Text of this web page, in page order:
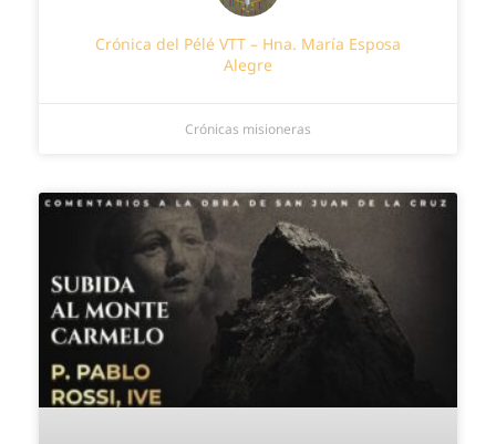
Crónica del Pélé VTT – Hna. María Esposa
Alegre
Crónicas misioneras